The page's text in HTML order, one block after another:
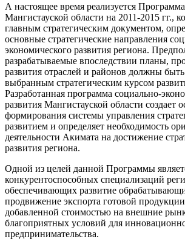
А настоящее время реализуется
Мангистауской области на 2011-2015 гг.,
главным стратегическим документом,
основные стратегические направления
экономического развития региона.
разрабатываемые впоследствии планы,
развития отраслей и районов должны
выбранным стратегическим курсом
Разработанная программа социально-
развития Мангистауской области создает
формирования системы управления
развитием и определяет необходимость
деятельности Акимата на достижение
развития региона.
Одной из целей данной Программы
конкурентоспособных специализаций
обеспечивающих развитие
продвижение экспорта готовой
добавленной стоимостью на внешние
благоприятных условий для
предпринимательства.